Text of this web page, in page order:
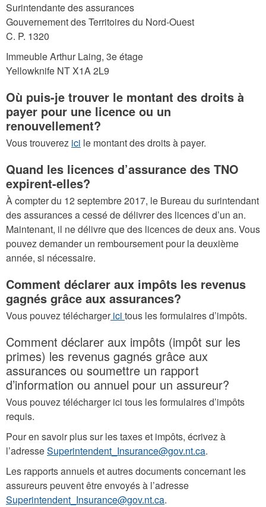
Surintendante des assurances
Gouvernement des Territoires du Nord-Ouest
C. P. 1320
Immeuble Arthur Laing, 3e étage
Yellowknife NT X1A 2L9
Où puis-je trouver le montant des droits à
payer pour une licence ou un
renouvellement?
Vous trouverez ici le montant des droits à payer.
Quand les licences d’assurance des TNO
expirent-elles?
À compter du 12 septembre 2017, le Bureau du surintendant
des assurances a cessé de délivrer des licences d’un an.
Maintenant, il ne délivre que des licences de deux ans. Vous
pouvez demander un remboursement pour la deuxième
année, si nécessaire.
Comment déclarer aux impôts les revenus
gagnés grâce aux assurances?
Vous pouvez téléchargerici tous les formulaires d’impôts.
Comment déclarer aux impôts (impôt sur les
primes) les revenus gagnés grâce aux
assurances ou soumettre un rapport
d’information ou annuel pour un assureur?
Vous pouvez télécharger ici tous les formulaires d’impôts
requis.
Pour en savoir plus sur les taxes et impôts, écrivez à
l’adresseSuperintendent_Insurance@gov.nt.ca.
Les rapports annuels et autres documents concernant les
assureurs peuvent être envoyés à l’adresse
Superintendent_Insurance@gov.nt.ca.